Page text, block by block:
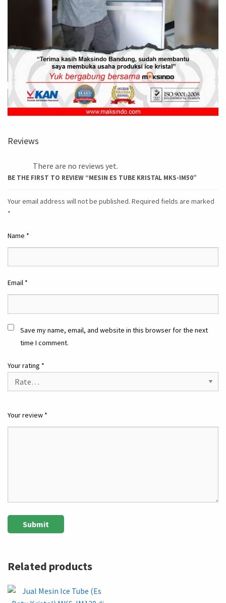
Reviews
There are no reviews yet.
BE THE FIRST TO REVIEW “MESIN ES TUBE KRISTAL MKS-IM50”
Your email address will not be published. Required fields are marked
*
Name *
Email *
Save my name, email, and website in this browser for the next
time I comment.
Your rating *
Your review *
Related products